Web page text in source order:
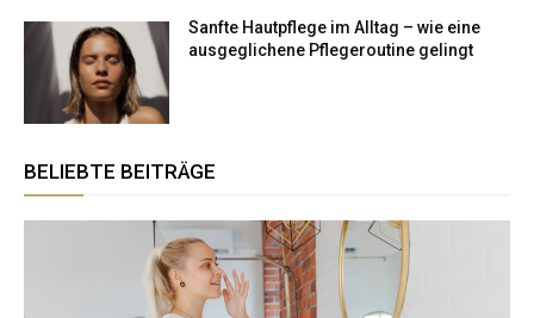
Sanfte Hautpflege im Alltag – wie eine
ausgeglichene Pflegeroutine gelingt
BELIEBTE BEITRÄGE